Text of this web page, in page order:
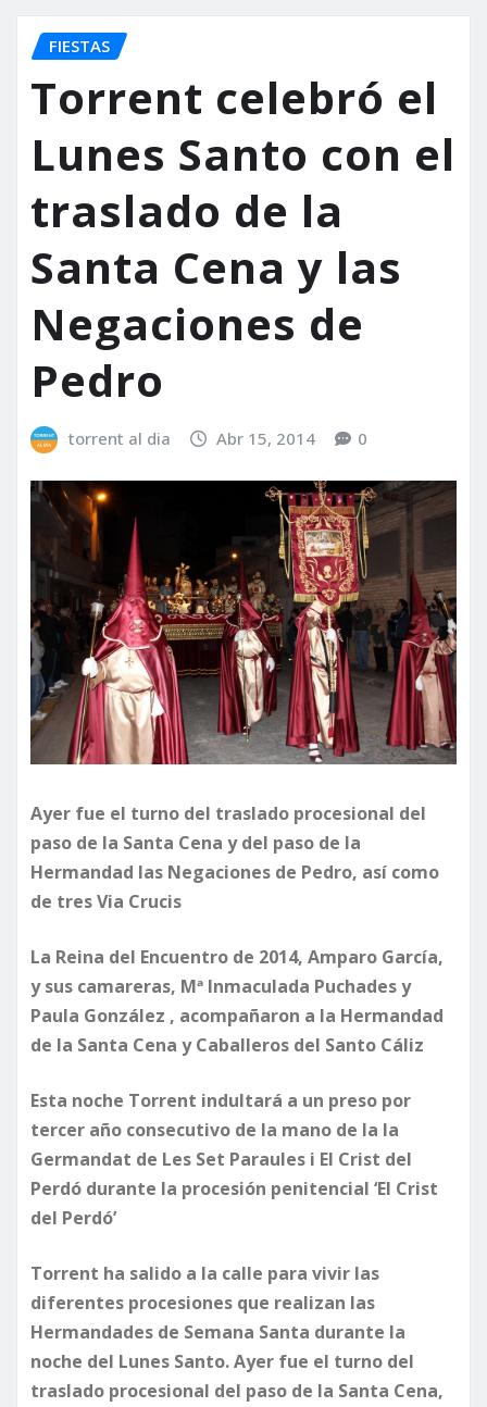
FIESTAS
Torrent celebró el
Lunes Santo con el
traslado de la
Santa Cena y las
Negaciones de
Pedro
torrent al dia Abr 15, 2014 0
Ayer fue el turno del traslado procesional del
paso de la Santa Cena y del paso de la
Hermandad las Negaciones de Pedro, así como
de tres Via Crucis
La Reina del Encuentro de 2014, Amparo García,
y sus camareras, Mª Inmaculada Puchades y
Paula González , acompañaron a la Hermandad
de la Santa Cena y Caballeros del Santo Cáliz
Esta noche Torrent indultará a un preso por
tercer año consecutivo de la mano de la la
Germandat de Les Set Paraules i El Crist del
Perdó durante la procesión penitencial ‘El Crist
del Perdó’
Torrent ha salido a la calle para vivir las
diferentes procesiones que realizan las
Hermandades de Semana Santa durante la
noche del Lunes Santo. Ayer fue el turno del
traslado procesional del paso de la Santa Cena,